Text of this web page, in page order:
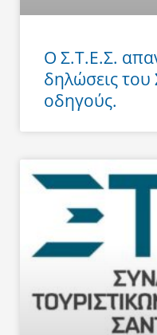
Ο Σ.Τ.Ε.Σ.
δηλώσεις
οδηγούς.